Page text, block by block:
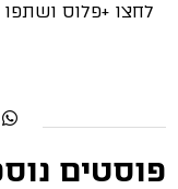
לחצו +פלוס ושתפו
פוסטים